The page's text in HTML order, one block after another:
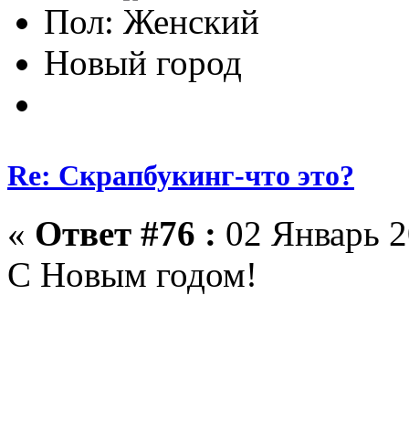
Пол:
Новый город
Re: Скрапбукинг-что это?
« Ответ #76 : 02 Январь
С Новым годом!